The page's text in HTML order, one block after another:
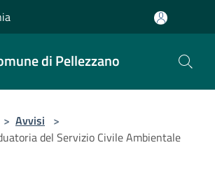
di Pellezzano
> Avvisi >
del Servizio Civile Ambientale